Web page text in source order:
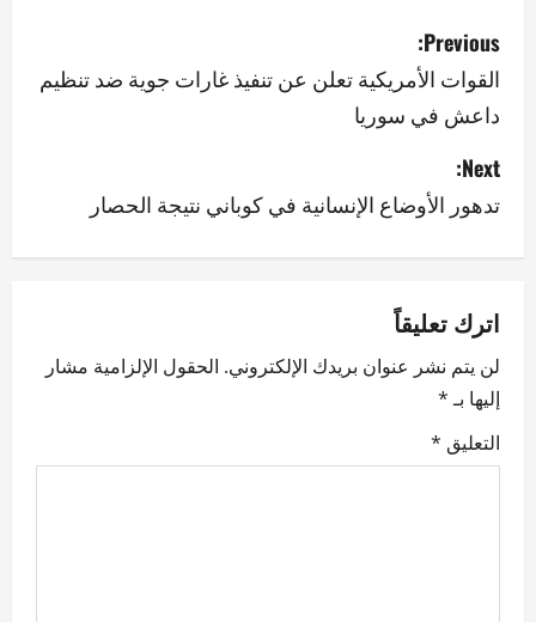
P
o
s
t
n
v
i
g
a
Previous:
القوات الأمريكية تعلن عن تنفيذ غارات جوية ضد تنظيم
داعش في سوريا
Next:
تدهور الأوضاع الإنسانية في كوباني نتيجة الحصار
اترك تعليقاً
لن يتم نشر عنوان بريدك الإلكتروني. الحقول الإلزامية مشار
إليها بـ*
التعليق *